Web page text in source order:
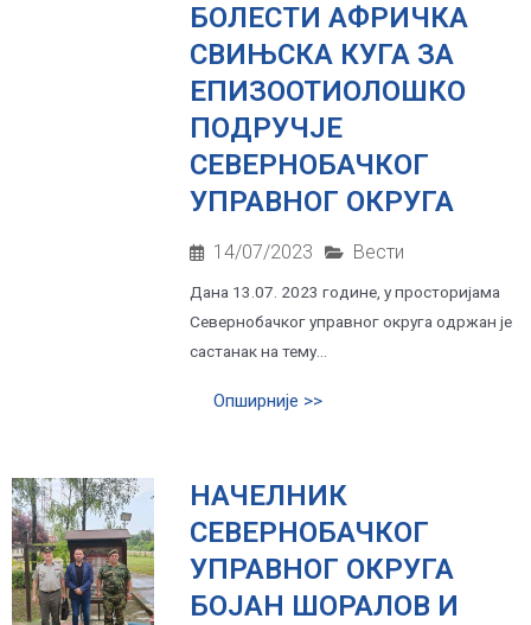
БОЛЕСТИ АФРИЧКА
СВИЊСКА КУГА ЗА
ЕПИЗООТИОЛОШКО
ПОДРУЧЈЕ
СЕВЕРНОБАЧКОГ
УПРАВНОГ ОКРУГА
14/07/2023 Вести
Дана 13.07. 2023 године, у просторијама
Севернобачког управног округа одржан је
састанак на тему...
Опширније >>
НАЧЕЛНИК
СЕВЕРНОБАЧКОГ
УПРАВНОГ ОКРУГА
БОЈАН ШОРАЛОВ И